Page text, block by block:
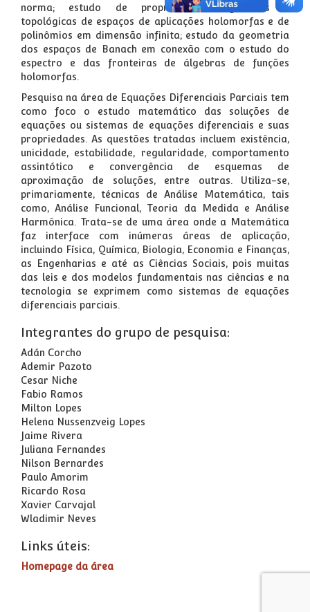
norma; estudo de propriedades algébricas e
topológicas de espaços de aplicações holomorfas e de
polinômios em dimensão infinita; estudo da geometria
dos espaços de Banach em conexão com o estudo do
espectro e das fronteiras de álgebras de funções
holomorfas.
Pesquisa na área de Equações Diferenciais Parciais tem
como foco o estudo matemático das soluções de
equações ou sistemas de equações diferenciais e suas
propriedades. As questões tratadas incluem existência,
unicidade, estabilidade, regularidade, comportamento
assintótico e convergência de esquemas de
aproximação de soluções, entre outras. Utiliza-se,
primariamente, técnicas de Análise Matemática, tais
como, Análise Funcional, Teoria da Medida e Análise
Harmônica. Trata-se de uma área onde a Matemática
faz interface com inúmeras áreas de aplicação,
incluindo Física, Química, Biologia, Economia e Finanças,
as Engenharias e até as Ciências Sociais, pois muitas
das leis e dos modelos fundamentais nas ciências e na
tecnologia se exprimem como sistemas de equações
diferenciais parciais.
Integrantes do grupo de pesquisa:
Adán Corcho
Ademir Pazoto
Cesar Niche
Fabio Ramos
Milton Lopes
Helena Nussenzveig Lopes
Jaime Rivera
Juliana Fernandes
Nilson Bernardes
Paulo Amorim
Ricardo Rosa
Xavier Carvajal
Wladimir Neves
Links úteis:
Homepage da área